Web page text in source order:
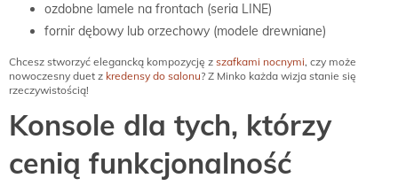
ozdobne lamele na frontach (seria LINE)
fornir dębowy lub orzechowy (modele drewniane)
Chcesz stworzyć elegancką kompozycję z szafkami nocnymi, czy może
nowoczesny duet z kredensy do salonu? Z Minko każda wizja stanie się
rzeczywistością!
Konsole dla tych, którzy
cenią funkcjonalność